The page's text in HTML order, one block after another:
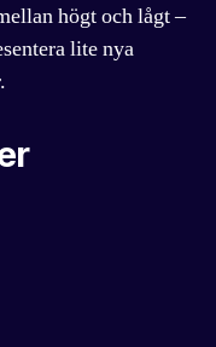
högt och lågt –
lite nya